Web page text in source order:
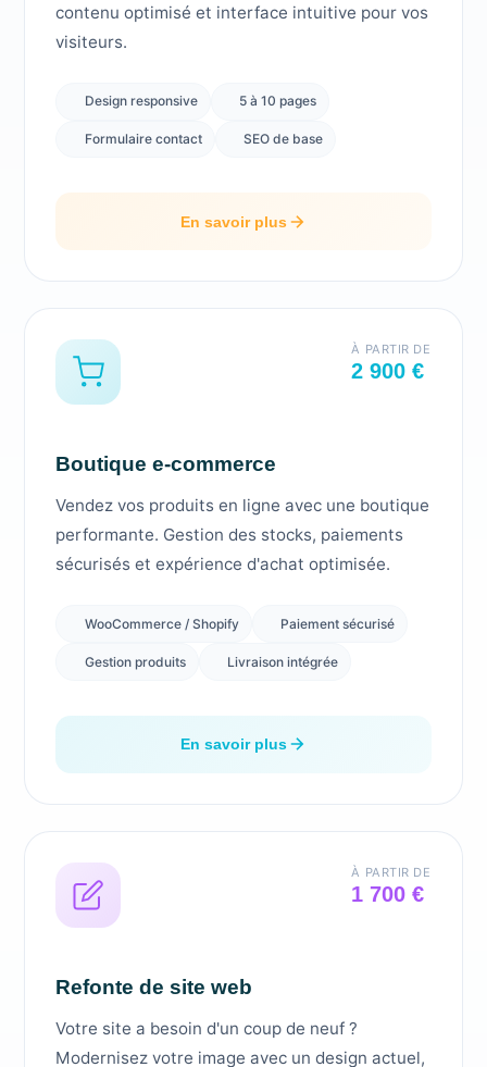
contenu optimisé et interface intuitive pour vos
visiteurs.
Design responsive 5 à 10 pages
Formulaire contact SEO de base
En savoir plus
À PARTIR DE
2 900 €
Boutique e-commerce
Vendez vos produits en ligne avec une boutique
performante. Gestion des stocks, paiements
sécurisés et expérience d'achat optimisée.
WooCommerce / Shopify Paiement sécurisé
Gestion produits Livraison intégrée
En savoir plus
À PARTIR DE
1 700 €
Refonte de site web
Votre site a besoin d'un coup de neuf ?
Modernisez votre image avec un design actuel,